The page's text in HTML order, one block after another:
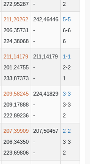
272,95287
-
2
211,20262
206,35731
224,38068
242,46446
-
-
5-5
6-6
6
211,14179
201,24755
233,87373
211,14179
-
-
1-1
2-2
1
209,58245
209,17888
222,89236
224,41829
-
-
3-3
3-3
2
207,39909
206,34350
223,69806
207,50457
-
-
2-2
3-3
2